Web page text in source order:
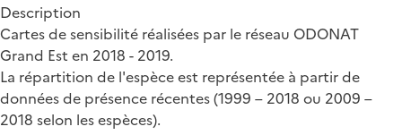
Description
Cartes de sensibilité réalisées par le réseau ODONAT
Grand Est en 2018 - 2019.
La répartition de l'espèce est représentée à partir de
données de présence récentes (1999 – 2018 ou 2009 –
2018 selon les espèces).